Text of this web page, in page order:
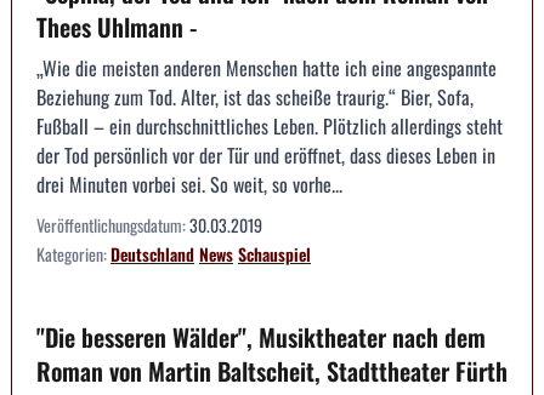
Thees Uhlmann -
„Wie die meisten anderen Menschen hatte ich eine angespannte
Beziehung zum Tod. Alter, ist das scheiße traurig.“ Bier, Sofa,
Fußball – ein durchschnittliches Leben. Plötzlich allerdings steht
der Tod persönlich vor der Tür und eröffnet, dass dieses Leben in
drei Minuten vorbei sei. So weit, so vorhe...
Veröffentlichungsdatum:30.03.2019
Kategorien:DeutschlandNewsSchauspiel
"Die besseren Wälder", Musiktheater nach dem
Roman von Martin Baltscheit, Stadttheater Fürth